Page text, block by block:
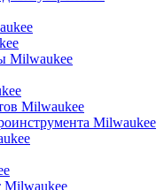
Milwaukee
Milwaukee
Milwaukee
Milwaukee